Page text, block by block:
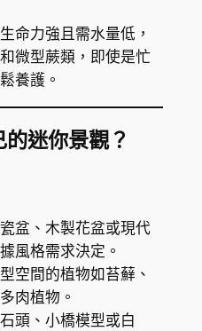
命力強且需水量低，
微型蕨類，即使是忙
養護。
迷你景觀？
盆、木製花盆或現代
風格需求決定。
空間的植物如苔蘚、
肉植物。
頭、小橋模型或白